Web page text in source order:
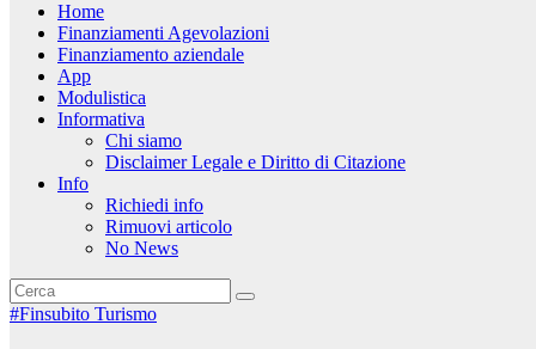
Home
Finanziamenti Agevolazioni
Finanziamento aziendale
App
Modulistica
Informativa
Chi siamo
Disclaimer Legale e Diritto di Citazione
Info
Richiedi info
Rimuovi articolo
No News
#Finsubito Turismo